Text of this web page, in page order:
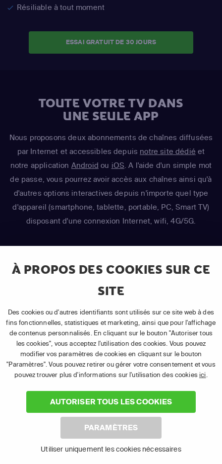
À PROPOS DES COOKIES SUR CE
SITE
Des cookies ou d'autres identifiants sont utilisés sur ce site web à des
fins fonctionnelles, statistiques et marketing, ainsi que pour l'affichage
de contenus personnalisés. En cliquant sur le bouton "Autoriser tous
les cookies", vous acceptez l'utilisation des cookies. Vous pouvez
modifier vos paramètres de cookies en cliquant sur le bouton
"Paramètres". Vous pouvez retirer ou gérer votre consentement et vous
pouvez trouver plus d'informations sur l'utilisation des cookies ici
AUTORISER TOUS LES COOKIES
PARAMÈTRES
Utiliser uniquement les cookies nécessaires
Résiliable à tout moment
ESSAI GRATUIT DE 30 JOURS
TOUTE VOTRE TV DANS
UNE SEULE APP
Nous proposons deux abonnements de chaînes diffusées
par Internet et accessibles depuis notre site dédié et
notre application Android ou iOS . A l'aide d'un simple mot
de passe, vous pourrez avoir accès aux chaînes ainsi qu'à
d'autres options interactives depuis n'importe quel type
d'appareil (smartphone, tablette, portable, PC, Smart TV)
disposant d'une connexion Internet, wifi, 4G/5G.
Smartphone et
tablette
PC et ordinateur
portable
Chromecast Apple TV